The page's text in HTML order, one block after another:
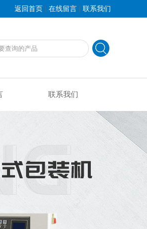
返回首页 | 在线留言 | 联系我们
联系我们